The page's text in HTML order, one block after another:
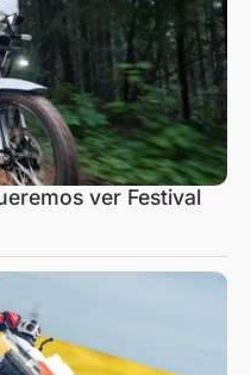
ver Festival